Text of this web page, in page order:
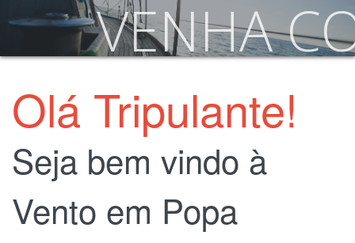
VENHA
NOSSOS
Olá Tripulante!
Seja bem vindo à
Vento em Popa